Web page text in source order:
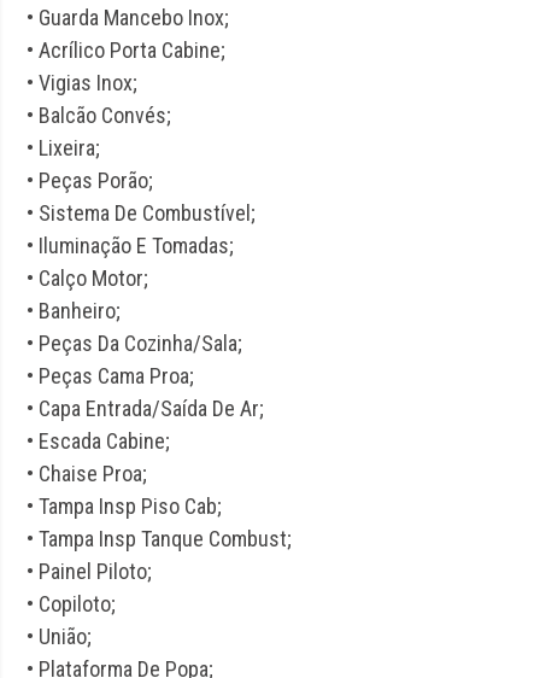
• Guarda Mancebo Inox;
• Acrílico Porta Cabine;
• Vigias Inox;
• Balcão Convés;
• Lixeira;
• Peças Porão;
• Sistema De Combustível;
• Iluminação E Tomadas;
• Calço Motor;
• Banheiro;
• Peças Da Cozinha/Sala;
• Peças Cama Proa;
• Capa Entrada/Saída De Ar;
• Escada Cabine;
• Chaise Proa;
• Tampa Insp Piso Cab;
• Tampa Insp Tanque Combust;
• Painel Piloto;
• Copiloto;
• União;
• Plataforma De Popa;